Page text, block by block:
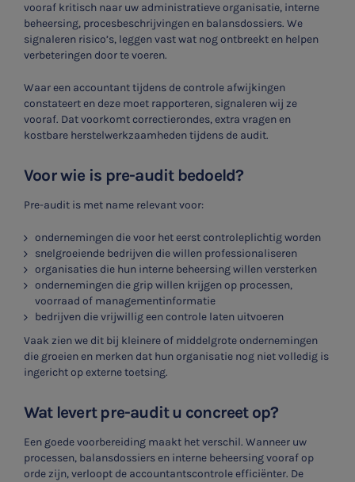
vooraf kritisch naar uw administratieve organisatie, interne
beheersing, procesbeschrijvingen en balansdossiers. We
signaleren risico’s, leggen vast wat nog ontbreekt en helpen
verbeteringen door te voeren.
Waar een accountant tijdens de controle afwijkingen
constateert en deze moet rapporteren, signaleren wij ze
vooraf. Dat voorkomt correctierondes, extra vragen en
kostbare herstelwerkzaamheden tijdens de audit.
Voor wie is pre-audit bedoeld?
Pre-audit is met name relevant voor:
ondernemingen die voor het eerst controleplichtig worden
snelgroeiende bedrijven die willen professionaliseren
organisaties die hun interne beheersing willen versterken
ondernemingen die grip willen krijgen op processen,
voorraad of managementinformatie
bedrijven die vrijwillig een controle laten uitvoeren
Vaak zien we dit bij kleinere of middelgrote ondernemingen
die groeien en merken dat hun organisatie nog niet volledig is
ingericht op externe toetsing.
Wat levert pre-audit u concreet op?
Een goede voorbereiding maakt het verschil. Wanneer uw
processen, balansdossiers en interne beheersing vooraf op
orde zijn, verloopt de accountantscontrole efficiënter. De